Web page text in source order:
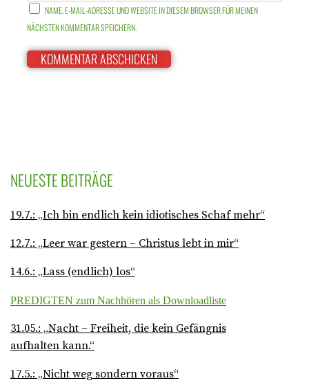
NAME, E-MAIL-ADRESSE UND WEBSITE IN DIESEM BROWSER FÜR MEINEN
NÄCHSTEN KOMMENTAR SPEICHERN.
NEUESTE BEITRÄGE
19.7.: „Ich bin endlich kein idiotisches Schaf mehr“
12.7.: „Leer war gestern – Christus lebt in mir“
14.6.: „Lass (endlich) los“
PREDIGTEN zum Nachhören als Downloadliste
31.05.: „Nacht – Freiheit, die kein Gefängnis
aufhalten kann.“
17.5.: „Nicht weg sondern voraus“